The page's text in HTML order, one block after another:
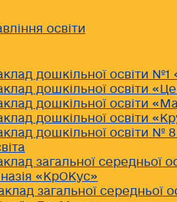
освіти
дошкільної освіти №1
дошкільної освіти
дошкільної освіти
дошкільної освіти
дошкільної освіти №
загальної середньої
«КрОКус»
загальної середньої